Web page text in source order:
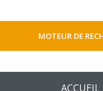
MOTEUR DE
ACCUEIL